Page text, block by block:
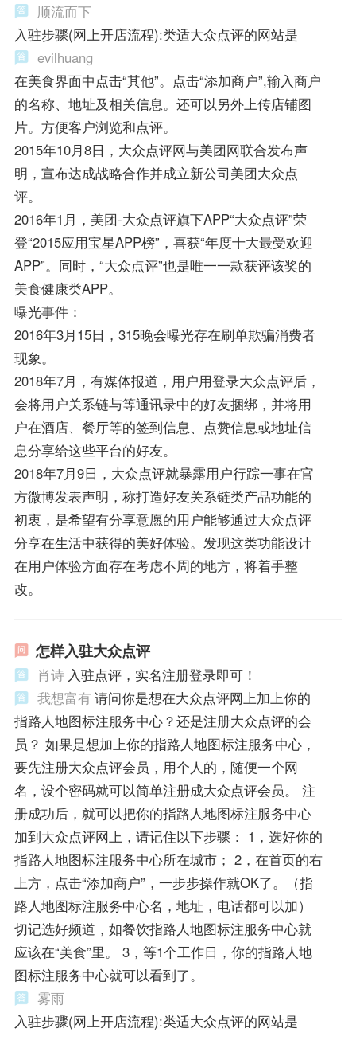
顺流而下
入驻步骤(网上开店流程):类适大众点评的网站是
evilhuang
在美食界面中点击“其他”。点击“添加商户”,输入商户
的名称、地址及相关信息。还可以另外上传店铺图
片。方便客户浏览和点评。
2015年10月8日，大众点评网与美团网联合发布声
明，宣布达成战略合作并成立新公司美团大众点
评。
2016年1月，美团-大众点评旗下APP“大众点评”荣
登“2015应用宝星APP榜”，喜获“年度十大最受欢迎
APP”。同时，“大众点评”也是唯一一款获评该奖的
美食健康类APP。
曝光事件：
2016年3月15日，315晚会曝光存在刷单欺骗消费者
现象。
2018年7月，有媒体报道，用户用登录大众点评后，
会将用户关系链与等通讯录中的好友捆绑，并将用
户在酒店、餐厅等的签到信息、点赞信息或地址信
息分享给这些平台的好友。
2018年7月9日，大众点评就暴露用户行踪一事在官
方微博发表声明，称打造好友关系链类产品功能的
初衷，是希望有分享意愿的用户能够通过大众点评
分享在生活中获得的美好体验。发现这类功能设计
在用户体验方面存在考虑不周的地方，将着手整
改。
怎样入驻大众点评
肖诗 入驻点评，实名注册登录即可！
我想富有 请问你是想在大众点评网上加上你的
指路人地图标注服务中心？还是注册大众点评的会
员？ 如果是想加上你的指路人地图标注服务中心，
要先注册大众点评会员，用个人的，随便一个网
名，设个密码就可以简单注册成大众点评会员。 注
册成功后，就可以把你的指路人地图标注服务中心
加到大众点评网上，请记住以下步骤： 1，选好你的
指路人地图标注服务中心所在城市； 2，在首页的右
上方，点击“添加商户”，一步步操作就OK了。（指
路人地图标注服务中心名，地址，电话都可以加）
切记选好频道，如餐饮指路人地图标注服务中心就
应该在“美食”里。 3，等1个工作日，你的指路人地
图标注服务中心就可以看到了。
雾雨
入驻步骤(网上开店流程):类适大众点评的网站是